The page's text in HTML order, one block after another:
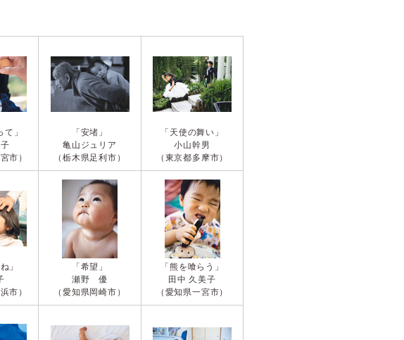
て」
市）
「安堵」
亀山ジュリア
（栃木県足利市）
「天使の舞い」
小山幹男
（東京都多摩市）
」
市）
「希望」
瀬野 優
（愛知県岡崎市）
「熊を喰らう」
田中 久美子
（愛知県一宮市）